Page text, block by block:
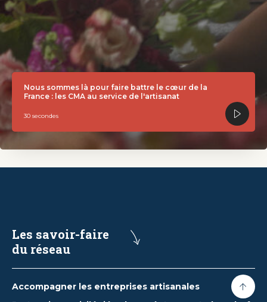
Nous sommes là pour faire battre le cœur de la
France : les CMA au service de l'artisanat
30 secondes
Les savoir-faire
du réseau
Accompagner les entreprises artisanales